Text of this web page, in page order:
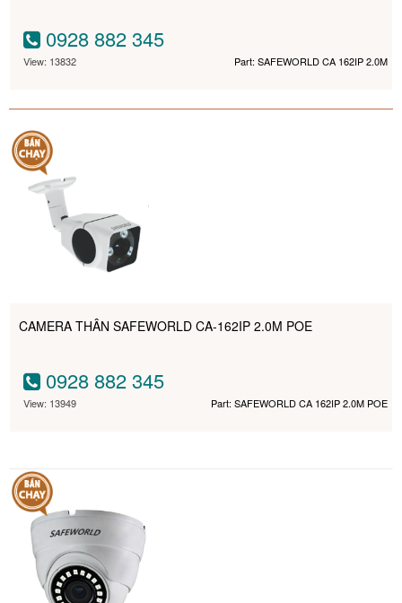
0928 882 345
View: 13832 Part: SAFEWORLD CA 162IP 2.0M
CAMERA THÂN SAFEWORLD CA-162IP 2.0M POE
0928 882 345
View: 13949 Part: SAFEWORLD CA 162IP 2.0M POE